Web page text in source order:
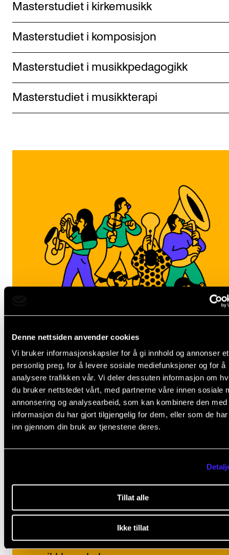
Denne nettsiden anvender cookies
Vi bruker informasjonskapsler for å gi innhold og annonser et
personlig preg, for å levere sosiale mediefunksjoner og for å
analysere trafikken vår. Vi deler dessuten informasjon om
du bruker nettstedet vårt, med partnerne våre innen sosiale
annonsering og analysearbeid, som kan kombinere den med
informasjon du har gjort tilgjengelig for dem, eller som de
inn gjennom din bruk av tjenestene deres.
Tillat alle
Ikke tillat
Mas­ter­stu­di­et i kirkemusikk
Mas­ter­stu­di­et i komposisjon
Mas­ter­stu­di­et i musikk­pe­da­go­gikk
Mas­ter­stu­di­et i musikk­terapi
Offisiell opning av studieåret
2026
Velkommen til den høgtidelege opninga
av studieåret 2026/2027 ved Noregs